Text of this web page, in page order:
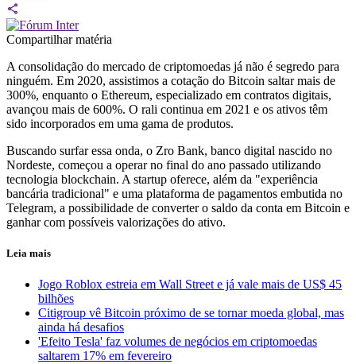
Compartilhar matéria
A consolidação do mercado de criptomoedas já não é segredo para
ninguém. Em 2020, assistimos a cotação do Bitcoin saltar mais de
300%, enquanto o Ethereum, especializado em contratos digitais,
avançou mais de 600%. O rali continua em 2021 e os ativos têm
sido incorporados em uma gama de produtos.
Buscando surfar essa onda, o Zro Bank, banco digital nascido no
Nordeste, começou a operar no final do ano passado utilizando
tecnologia blockchain. A startup oferece, além da "experiência
bancária tradicional" e uma plataforma de pagamentos embutida no
Telegram, a possibilidade de converter o saldo da conta em Bitcoin e
ganhar com possíveis valorizações do ativo.
Leia mais
Jogo Roblox estreia em Wall Street e já vale mais de US$ 45
bilhões
Citigroup vê Bitcoin próximo de se tornar moeda global, mas
ainda há desafios
'Efeito Tesla' faz volumes de negócios em criptomoedas
saltarem 17% em fevereiro